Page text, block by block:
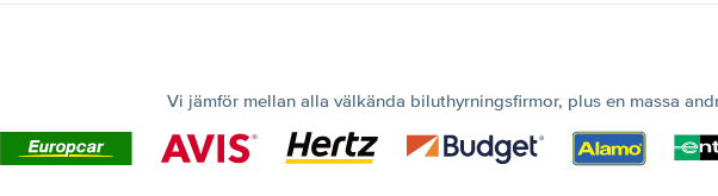
Vi jämför mellan alla välkända biluthyrningsfirmor, plus en massa